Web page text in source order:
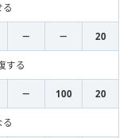
－ － 20
する
－ 100 20